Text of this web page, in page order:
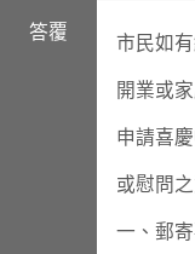
答覆
市民如
開業或
申請喜
或慰問之
一、郵